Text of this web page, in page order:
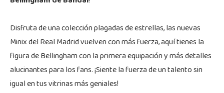
Disfruta de una colección plagadas de estrellas, las nuevas
Minix del Real Madrid vuelven con más fuerza, aquí tienes la
figura de Bellingham con la primera equipación y más detalles
alucinantes para los fans. ¡Siente la fuerza de un talento sin
igual en tus vitrinas más geniales!